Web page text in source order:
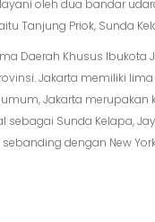
oleh dua bandar
Tanjung Priok, Sunda
Daerah Khusus
Jakarta memiliki
Jakarta
sebagai Sunda Kelapa,
dengan New